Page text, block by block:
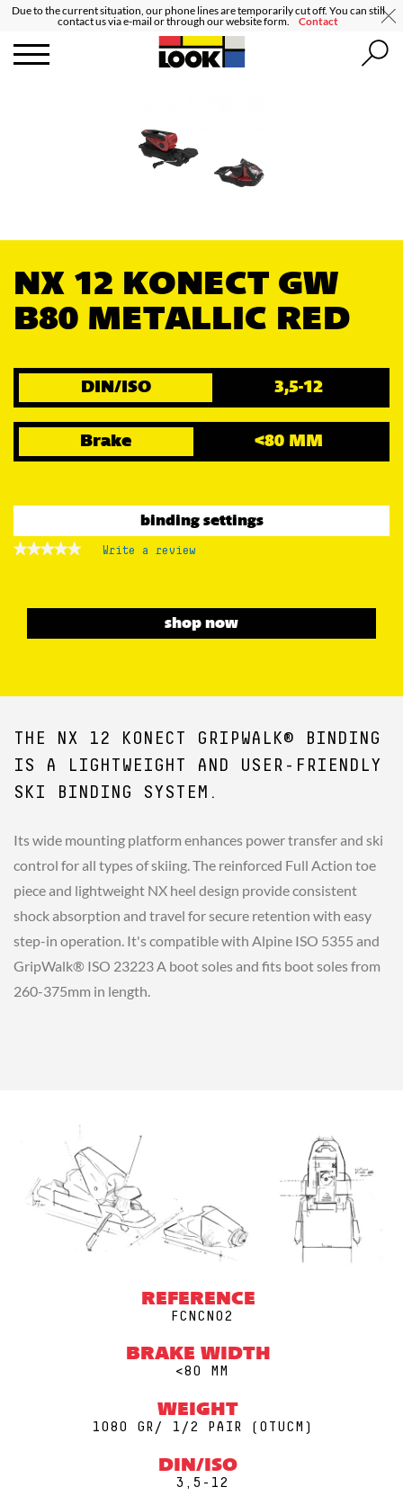
Due to the current situation, our phone lines are temporarily cut off. You can still
contact us via e-mail or through our website form. Contact
NX 12 KONECT GW
B80 METALLIC RED
DIN/ISO 3,5-12
Brake <80 MM
binding settings
★★★★★
★★★★★ Write a review
open
shop now
THE NX 12 KONECT GRIPWALK® BINDING
IS A LIGHTWEIGHT AND USER-FRIENDLY
SKI BINDING SYSTEM.
Its wide mounting platform enhances power transfer and ski
control for all types of skiing. The reinforced Full Action toe
piece and lightweight NX heel design provide consistent
shock absorption and travel for secure retention with easy
step-in operation. It's compatible with Alpine ISO 5355 and
GripWalk® ISO 23223 A boot soles and fits boot soles from
260-375mm in length.
REFERENCE
FCNCN02
BRAKE WIDTH
<80 MM
WEIGHT
1080 GR/ 1/2 PAIR (0TUCM)
DIN/ISO
3,5-12